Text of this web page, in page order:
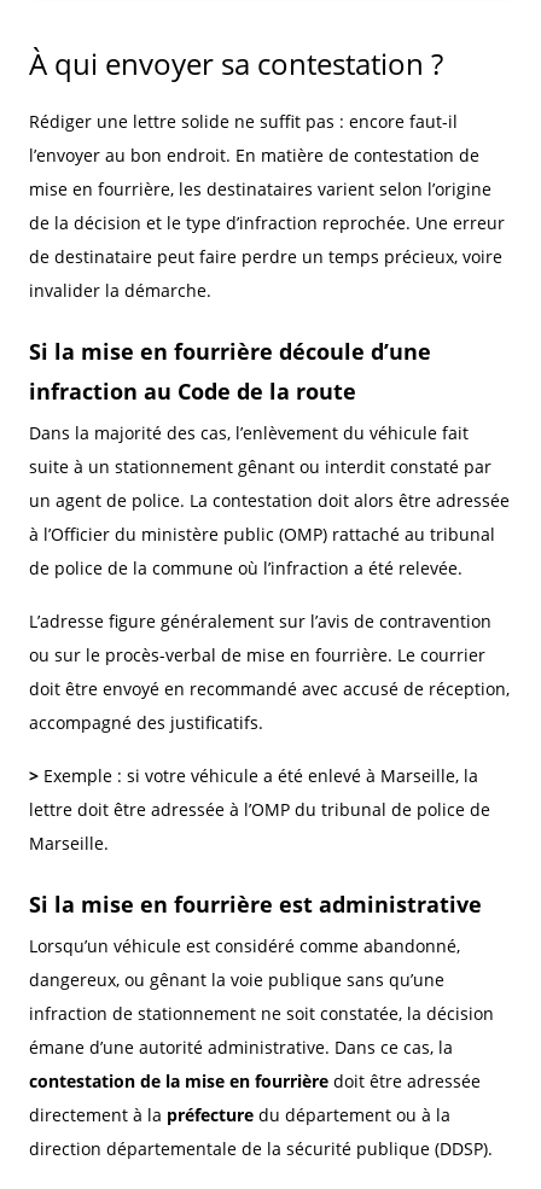
À qui envoyer sa contestation ?
Rédiger une lettre solide ne suffit pas : encore faut-il
l’envoyer au bon endroit. En matière de contestation de
mise en fourrière, les destinataires varient selon l’origine
de la décision et le type d’infraction reprochée. Une erreur
de destinataire peut faire perdre un temps précieux, voire
invalider la démarche.
Si la mise en fourrière découle d’une
infraction au Code de la route
Dans la majorité des cas, l’enlèvement du véhicule fait
suite à un stationnement gênant ou interdit constaté par
un agent de police. La contestation doit alors être adressée
à l’Officier du ministère public (OMP) rattaché au tribunal
de police de la commune où l’infraction a été relevée.
L’adresse figure généralement sur l’avis de contravention
ou sur le procès-verbal de mise en fourrière. Le courrier
doit être envoyé en recommandé avec accusé de réception,
accompagné des justificatifs.
> Exemple : si votre véhicule a été enlevé à Marseille, la
lettre doit être adressée à l’OMP du tribunal de police de
Marseille.
Si la mise en fourrière est administrative
Lorsqu’un véhicule est considéré comme abandonné,
dangereux, ou gênant la voie publique sans qu’une
infraction de stationnement ne soit constatée, la décision
émane d’une autorité administrative. Dans ce cas, la
contestation de la mise en fourrière doit être adressée
directement à la préfecture du département ou à la
direction départementale de la sécurité publique (DDSP).